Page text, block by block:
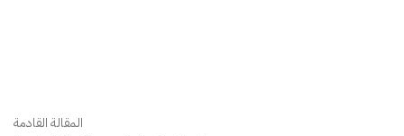
المقالة القادمة